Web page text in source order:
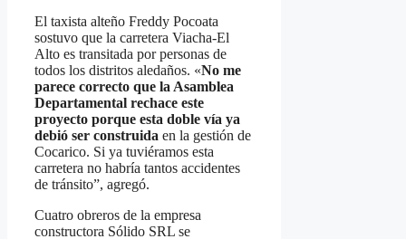
El taxista alteño Freddy Pocoata
sostuvo que la carretera Viacha-El
Alto es transitada por personas de
todos los distritos aledaños. «No me
parece correcto que la Asamblea
Departamental rechace este
proyecto porque esta doble vía ya
debió ser construida en la gestión de
Cocarico. Si ya tuviéramos esta
carretera no habría tantos accidentes
de tránsito”, agregó.
Cuatro obreros de la empresa
constructora Sólido SRL se